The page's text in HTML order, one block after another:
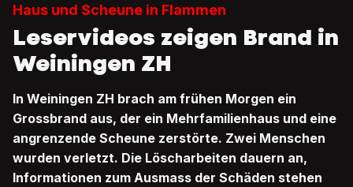
Haus und Scheune in Flammen
Leservideos zeigen Brand in
Weiningen ZH
In Weiningen ZH brach am frühen Morgen ein
Grossbrand aus, der ein Mehrfamilienhaus und eine
angrenzende Scheune zerstörte. Zwei Menschen
wurden verletzt. Die Löscharbeiten dauern an,
Informationen zum Ausmass der Schäden stehen